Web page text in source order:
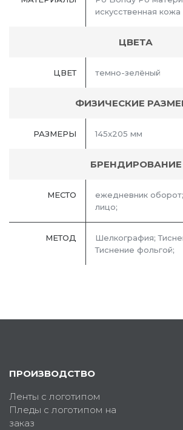
искусственная кожа
ЦВЕТА
ЦВЕТ темно-зелёный
ФИЗИЧЕСКИЕ
РАЗМЕРЫ 145x205 мм
БРЕНДИРОВАНИЕ
МЕСТО
ежедневник
лицо;
МЕТОД
Шелкография;
Тиснение фольгой;
ПРОИЗВОДСТВО
Ленты с логотипом
Пледы с логотипом на
заказ